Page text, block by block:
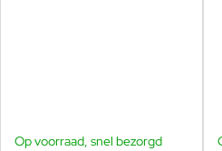
Op voorraad, snel bezorgd